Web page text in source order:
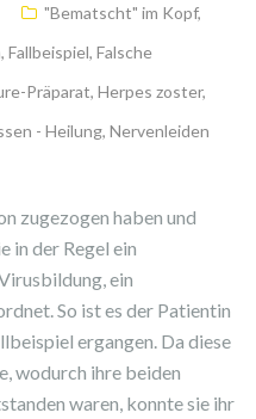
"Bematscht" im Kopf,
, Fallbeispiel, Falsche
Präparat, Herpes zoster,
- Heilung, Nervenleiden
zugezogen haben und
in der Regel ein
ein
So ist es der Patientin
ergangen. Da diese
wodurch ihre beiden
waren, konnte sie ihr